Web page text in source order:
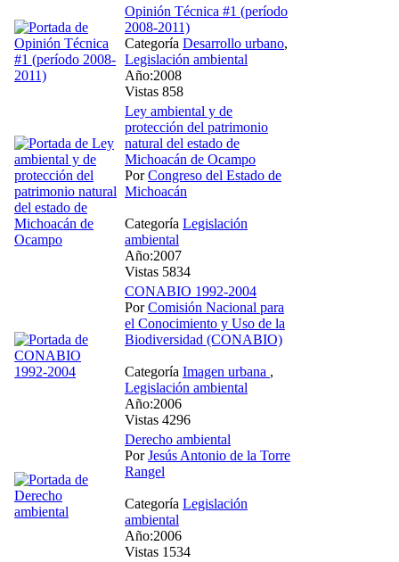
Opinión Técnica #1 (período
2008-2011)
Categoría Desarrollo urbano,
Legislación ambiental
Año:2008
Vistas 858
Ley ambiental y de
protección del patrimonio
natural del estado de
Michoacán de Ocampo
PorCongreso del Estado de
Michoacán
Categoría Legislación
ambiental
Año:2007
Vistas 5834
CONABIO 1992-2004
PorComisión Nacional para
el Conocimiento y Uso de la
Biodiversidad (CONABIO)
Categoría Imagen urbana ,
Legislación ambiental
Año:2006
Vistas 4296
Derecho ambiental
PorJesús Antonio de la Torre
Rangel
Categoría Legislación
ambiental
Año:2006
Vistas 1534